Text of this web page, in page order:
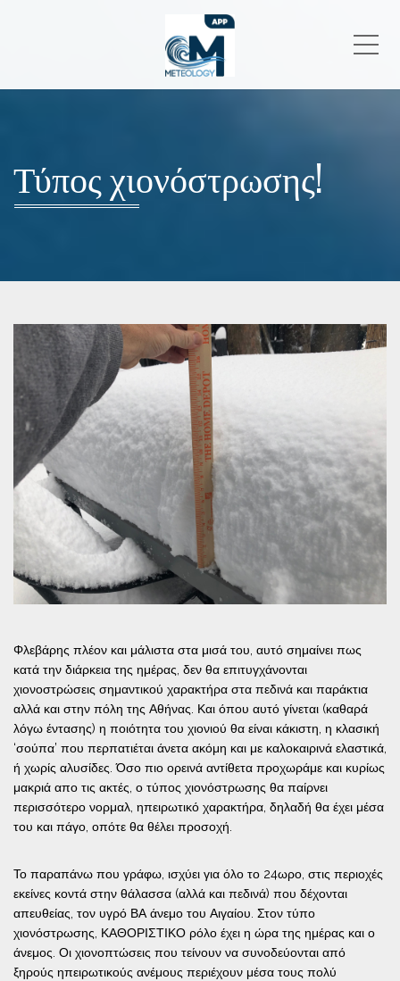
Τύπος χιονόστρωσης!
Φλεβάρης πλέον και μάλιστα στα μισά του, αυτό σημαίνει πως
κατά την διάρκεια της ημέρας, δεν θα επιτυγχάνονται
χιονοστρώσεις σημαντικού χαρακτήρα στα πεδινά και παράκτια
αλλά και στην πόλη της Αθήνας. Και όπου αυτό γίνεται (καθαρά
λόγω έντασης) η ποιότητα του χιονιού θα είναι κάκιστη, η κλασική
‘σούπα’ που περπατιέται άνετα ακόμη και με καλοκαιρινά ελαστικά,
ή χωρίς αλυσίδες. Όσο πιο ορεινά αντίθετα προχωράμε και κυρίως
μακριά απο τις ακτές, ο τύπος χιονόστρωσης θα παίρνει
περισσότερο νορμαλ, ηπειρωτικό χαρακτήρα, δηλαδή θα έχει μέσα
του και πάγο, οπότε θα θέλει προσοχή.
Το παραπάνω που γράφω, ισχύει για όλο το 24ωρο, στις περιοχές
εκείνες κοντά στην θάλασσα (αλλά και πεδινά) που δέχονται
απευθείας, τον υγρό ΒΑ άνεμο του Αιγαίου. Στον τύπο
χιονόστρωσης, ΚΑΘΟΡΙΣΤΙΚΟ ρόλο έχει η ώρα της ημέρας και ο
άνεμος. Οι χιονοπτώσεις που τείνουν να συνοδεύονται από
ξηρούς ηπειρωτικούς ανέμους περιέχουν μέσα τους πολύ